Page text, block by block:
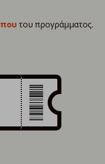
του προγράμματος.